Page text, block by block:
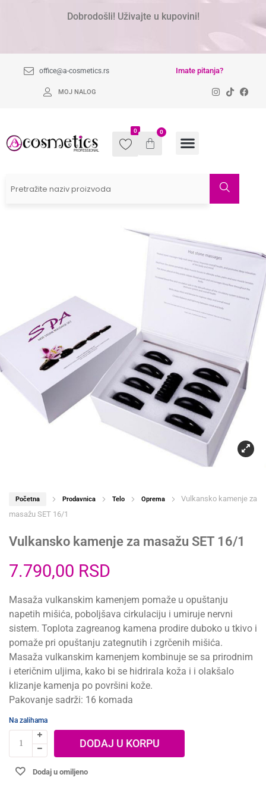
Dobrodošli! Uživajte u kupovini!
office@a-cosmetics.rs Imate pitanja?
MOJ NALOG
0 0
Početna Prodavnica Telo Oprema
Vulkansko kamenje za
masažu SET 16/1
Vulkansko kamenje za masažu SET 16/1
7.790,00 RSD
Masaža vulkanskim kamenjem pomaže u opuštanju
napetih mišića, poboljšava cirkulaciju i umiruje nervni
sistem. Toplota zagreanog kamena prodire duboko u tkivo i
pomaže pri opuštanju zategnutih i zgrčenih mišića.
Masaža vulkanskim kamenjem kombinuje se sa prirodnim
i eteričnim uljima, kako bi se hidrirala koža i i olakšalo
klizanje kamenja po površini kože.
Pakovanje sadrži: 16 komada
Na zalihama
DODAJ U KORPU
Dodaj u omiljeno